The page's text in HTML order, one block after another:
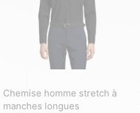
Chemise homme stretch à
manches longues